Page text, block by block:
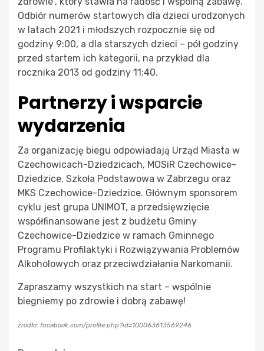
Odbiór numerów startowych dla dzieci urodzonych
w latach 2021 i młodszych rozpocznie się od
godziny 9:00, a dla starszych dzieci – pół godziny
przed startem ich kategorii, na przykład dla
rocznika 2013 od godziny 11:40.
Partnerzy i wsparcie
wydarzenia
Za organizację biegu odpowiadają Urząd Miasta w
Czechowicach-Dziedzicach, MOSiR Czechowice-
Dziedzice, Szkoła Podstawowa w Zabrzegu oraz
MKS Czechowice-Dziedzice. Głównym sponsorem
cyklu jest grupa UNIMOT, a przedsięwzięcie
współfinansowane jest z budżetu Gminy
Czechowice-Dziedzice w ramach Gminnego
Programu Profilaktyki i Rozwiązywania Problemów
Alkoholowych oraz przeciwdziałania Narkomanii.
Zapraszamy wszystkich na start – wspólnie
biegniemy po zdrowie i dobrą zabawę!
źródło: facebook.com/profile.php?id=100063613569246